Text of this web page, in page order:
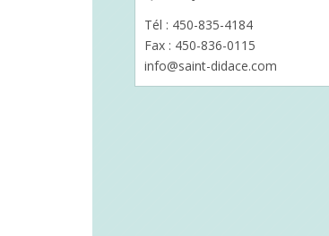
Tél : 450-835-4184
Fax : 450-836-0115
info@saint-didace.com